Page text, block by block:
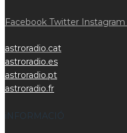
Facebook Twitter Instagram
astroradio.cat
astroradio.es
astroradio.pt
astroradio.fr
iNFORMACIÓ